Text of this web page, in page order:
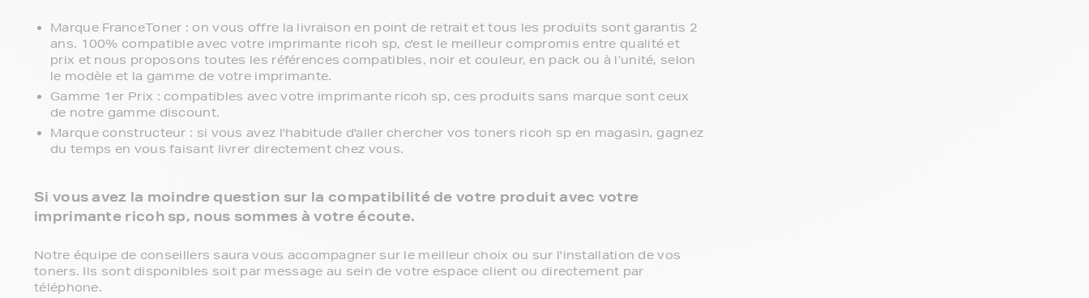
Marque FranceToner : on vous offre la livraison en point de retrait et tous les produits sont garantis 2
ans. 100% compatible avec votre imprimante ricoh sp, c'est le meilleur compromis entre qualité et
prix et nous proposons toutes les références compatibles, noir et couleur, en pack ou à l’unité, selon
le modèle et la gamme de votre imprimante.
Gamme 1er Prix : compatibles avec votre imprimante ricoh sp, ces produits sans marque sont ceux
de notre gamme discount.
Marque constructeur : si vous avez l'habitude d'aller chercher vos toners ricoh sp en magasin, gagnez
du temps en vous faisant livrer directement chez vous.
Si vous avez la moindre question sur la compatibilité de votre produit avec votre
imprimante ricoh sp, nous sommes à votre écoute.
Notre équipe de conseillers saura vous accompagner sur le meilleur choix ou sur l'installation de vos
toners. Ils sont disponibles soit par message au sein de votre espace client ou directement par
téléphone.